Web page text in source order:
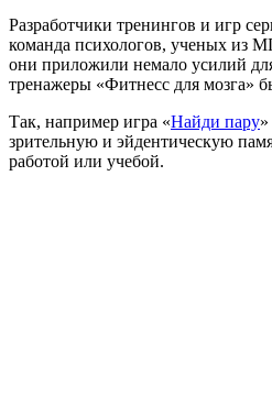
Разработчики тренингов и игр
команда психологов, ученых из
они приложили немало усилий
тренажеры «Фитнесс для мозга»
Так, например игра «Найди пару
зрительную и эйдентическую
работой или учебой.